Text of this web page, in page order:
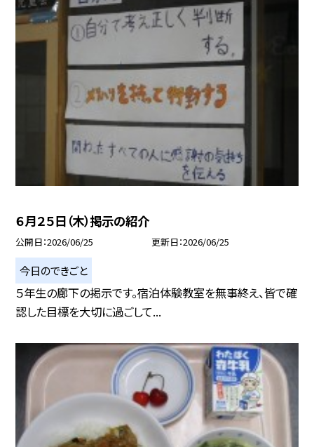
６月２５日（木）掲示の紹介
公開日 2026/06/25 更新日 2026/06/25
今日のできごと
５年生の廊下の掲示です。宿泊体験教室を無事終え、皆で確
認した目標を大切に過ごして...